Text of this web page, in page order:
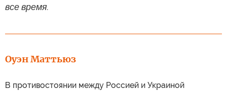
все время.
Оуэн Маттьюз
В противостоянии между Россией и Украиной